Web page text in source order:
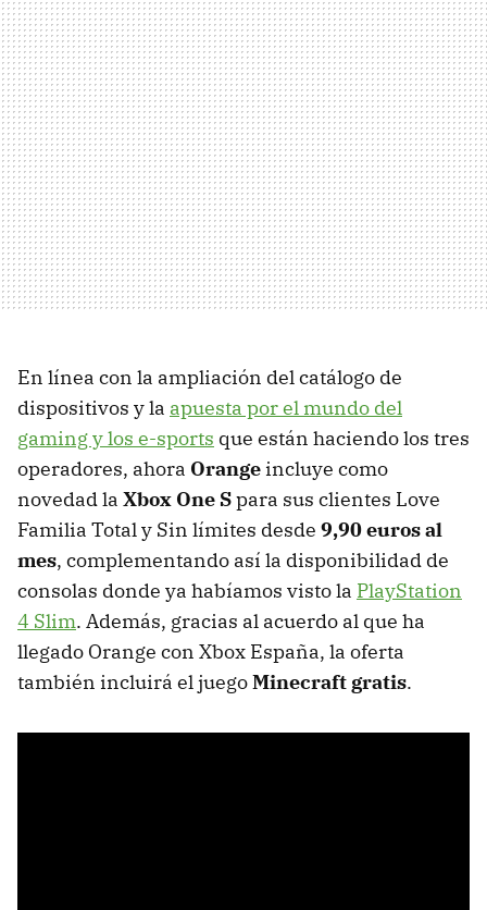
En línea con la ampliación del catálogo de
dispositivos y la apuesta por el mundo del
gaming y los e-sports que están haciendo los tres
operadores, ahora Orange incluye como
novedad la Xbox One Spara sus clientes Love
Familia Total y Sin límites desde 9,90 euros al
mes, complementando así la disponibilidad de
consolas donde ya habíamos visto la PlayStation
4 Slim. Además, gracias al acuerdo al que ha
llegado Orange con Xbox España, la oferta
también incluirá el juegoMinecraft gratis.